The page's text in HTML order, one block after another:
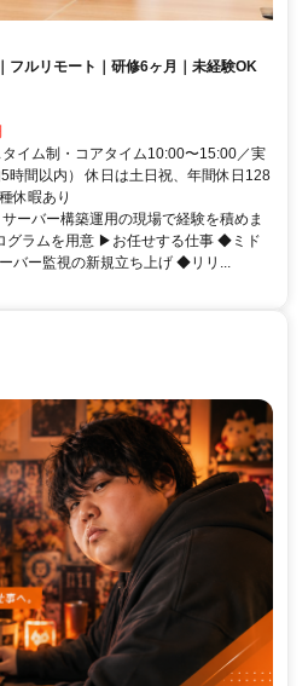
フルリモート｜研修6ヶ月｜未経験OK
イム制・コアタイム10:00〜15:00／実
時間以内） 休日は土日祝、年間休日128
休暇あり
ーバー構築運用の現場で経験を積めま
グラムを用意 ▶お任せする仕事 ◆ミド
バー監視の新規立ち上げ ◆リリ...